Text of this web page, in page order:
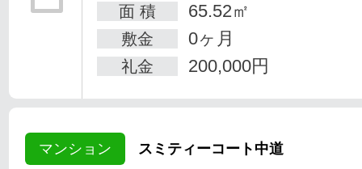
面 積 65.52㎡
敷金 0ヶ月
礼金 200,000円
マンション スミティーコート中道